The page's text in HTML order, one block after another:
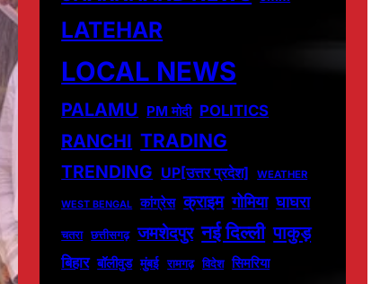
LATEHAR
LOCAL NEWS
PALAMU PM मोदी POLITICS
RANCHI TRADING
TRENDING UP[उत्तर प्रदेश] WEATHER
WEST BENGAL कांग्रेस क्राइम गोमिया घाघरा
चतरा छत्तीसगढ़ जमशेदपुर नई दिल्ली पाकुड़
बिहार बॉलीवुड मुंबई रामगढ़ विदेश सिमरिया